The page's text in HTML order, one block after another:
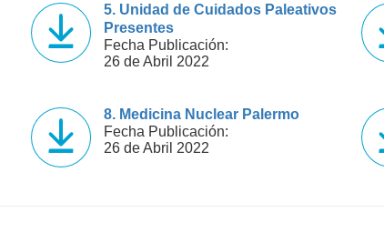
5. Unidad de Cuidados Paleativos
Presentes
Fecha Publicación:
26 de Abril 2022
8. Medicina Nuclear Palermo
Fecha Publicación:
26 de Abril 2022